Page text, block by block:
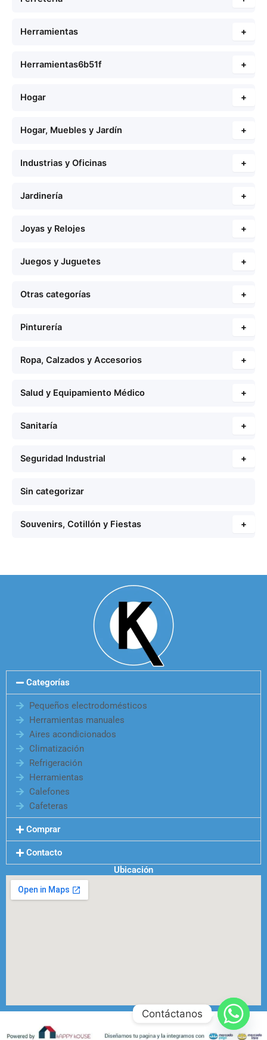
Herramientas +
Herramientas6b51f +
Hogar +
Hogar, Muebles y Jardín +
Industrias y Oficinas +
Jardinería +
Joyas y Relojes +
Juegos y Juguetes +
Otras categorías +
Pinturería +
Ropa, Calzados y Accesorios +
Salud y Equipamiento Médico +
Sanitaría +
Seguridad Industrial +
Sin categorizar
Souvenirs, Cotillón y Fiestas +
Categorías
Pequeños electrodomésticos
Herramientas manuales
Aires acondicionados
Climatización
Refrigeración
Herramientas
Calefones
Cafeteras
Comprar
Contacto
Ubicación
Contáctanos